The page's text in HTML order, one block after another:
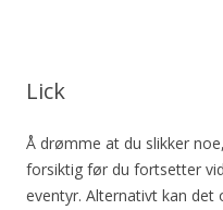
Lick
Å drømme at du slikker
forsiktig før du fortsetter
eventyr. Alternativt kan det